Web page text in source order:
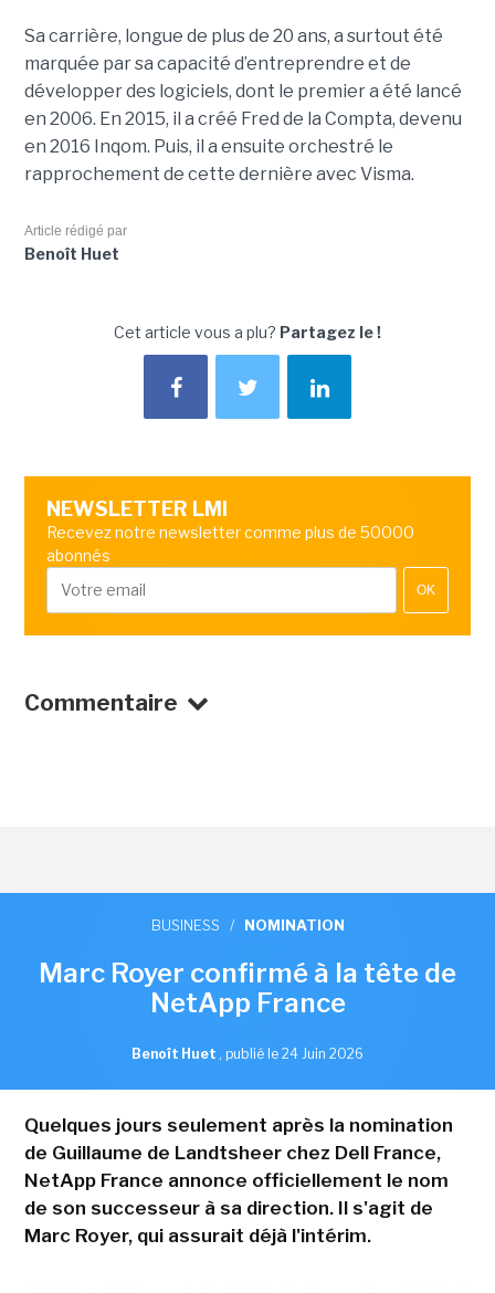
Sa carrière, longue de plus de 20 ans, a surtout été
marquée par sa capacité d’entreprendre et de
développer des logiciels, dont le premier a été lancé
en 2006. En 2015, il a créé Fred de la Compta, devenu
en 2016 Inqom. Puis, il a ensuite orchestré le
rapprochement de cette dernière avec Visma.
Article rédigé par
Benoît Huet
Cet article vous a plu? Partagez le !
NEWSLETTER LMI
Recevez notre newsletter comme plus de 50000
abonnés
OK
Commentaire
BUSINESS / NOMINATION
Marc Royer confirmé à la tête de
NetApp France
Benoît Huet , publié le 24 Juin 2026
Quelques jours seulement après la nomination
de Guillaume de Landtsheer chez Dell France,
NetApp France annonce officiellement le nom
de son successeur à sa direction. Il s'agit de
Marc Royer, qui assurait déjà l'intérim.